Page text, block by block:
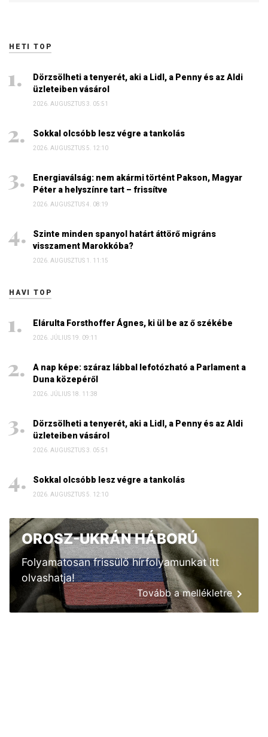
HETI TOP
Dörzsölheti a tenyerét, aki a Lidl, a Penny és az Aldi
üzleteiben vásárol
2026. AUGUSZTUS 3. 05:51
Sokkal olcsóbb lesz végre a tankolás
2026. AUGUSZTUS 5. 12:10
Energiaválság: nem akármi történt Pakson, Magyar
Péter a helyszínre tart – frissítve
2026. AUGUSZTUS 4. 08:19
Szinte minden spanyol határt áttörő migráns
visszament Marokkóba?
2026. AUGUSZTUS 1. 11:15
HAVI TOP
Elárulta Forsthoffer Ágnes, ki ül be az ő székébe
2026. JÚLIUS 19. 09:11
A nap képe: száraz lábbal lefotózható a Parlament a
Duna közepéről
2026. JÚLIUS 18. 11:38
Dörzsölheti a tenyerét, aki a Lidl, a Penny és az Aldi
üzleteiben vásárol
2026. AUGUSZTUS 3. 05:51
Sokkal olcsóbb lesz végre a tankolás
2026. AUGUSZTUS 5. 12:10
OROSZ-UKRÁN HÁBORÚ
Folyamatosan frissülő hírfolyamunkat itt
olvashatja!
Tovább a mellékletre